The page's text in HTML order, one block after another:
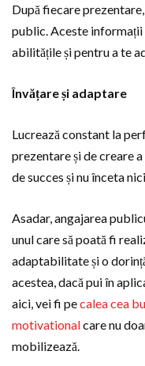
După fiecare
public. Aceste informații
abilitățile și pentru a te
Învățare și adaptare
Lucrează constant la
prezentare și de creare
de succes și nu înceta
Asadar, angajarea
unul care să poată fi
adaptabilitate și o
acestea, dacă pui în
aici, vei fi pecalea cea
motivationalcare nu
mobilizează.